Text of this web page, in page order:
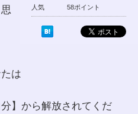
人気 58ポイント
は
】から解放されてくだ